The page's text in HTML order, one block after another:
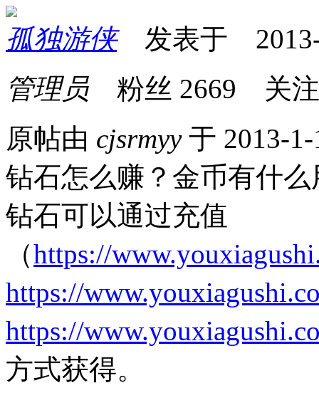
孤独游侠发表于 2013-
管理员 粉丝 2669 关
原帖由 cjsrmyy于 2013-
钻石怎么赚？金币有什
钻石可以通过充值
（https://
https://
https://
方式获得。